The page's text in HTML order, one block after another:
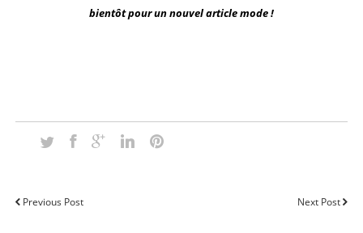
bientôt pour un nouvel article mode !
Previous Post Next Post